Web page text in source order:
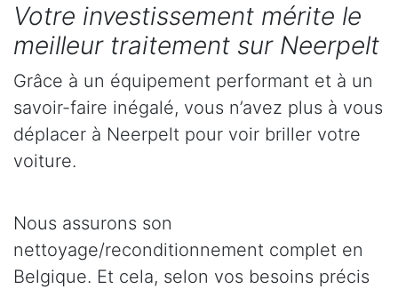
Votre investissement mérite le
meilleur traitement sur Neerpelt
Grâce à un équipement performant et à un
savoir-faire inégalé, vous n’avez plus à vous
déplacer à Neerpelt pour voir briller votre
voiture.
Nous assurons son
nettoyage/reconditionnement complet en
Belgique. Et cela, selon vos besoins précis